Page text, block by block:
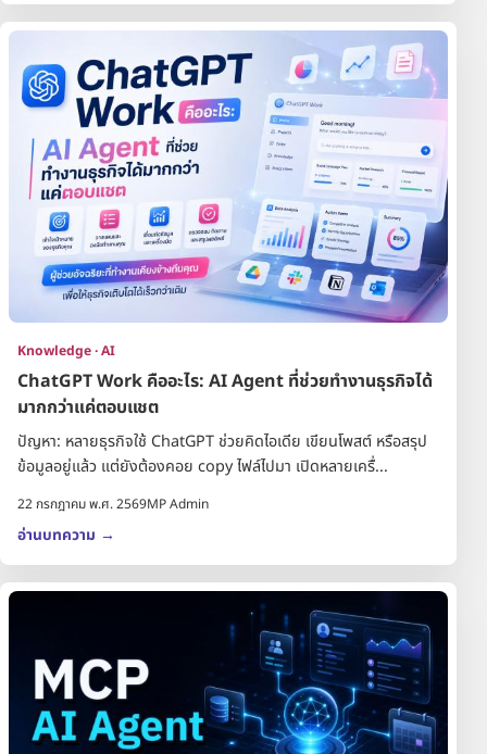
Knowledge · AI
ChatGPT Work คืออะไร: AI Agent ที่ช่วยทำงานธุรกิจได้
มากกว่าแค่ตอบแชต
ปัญหา: หลายธุรกิจใช้ ChatGPT ช่วยคิดไอเดีย เขียนโพสต์ หรือสรุป
ข้อมูลอยู่แล้ว แต่ยังต้องคอย copy ไฟล์ไปมา เปิดหลายเครื่...
22 กรกฎาคม พ.ศ. 2569MP Admin
อ่านบทความ →